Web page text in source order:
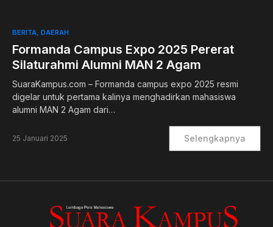
BERITA DAERAH
Formanda Campus Expo 2025 Pererat
Silaturahmi Alumni MAN 2 Agam
SuaraKampus.com – Formanda campus expo 2025 resmi
digelar untuk pertama kalinya menghadirkan mahasiswa
alumni MAN 2 Agam dari…
25 Januari 2025 Selengkapnya